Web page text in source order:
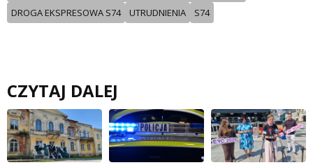
DROGA EKSPRESOWA S74
UTRUDNIENIA S74
CZYTAJ DALEJ